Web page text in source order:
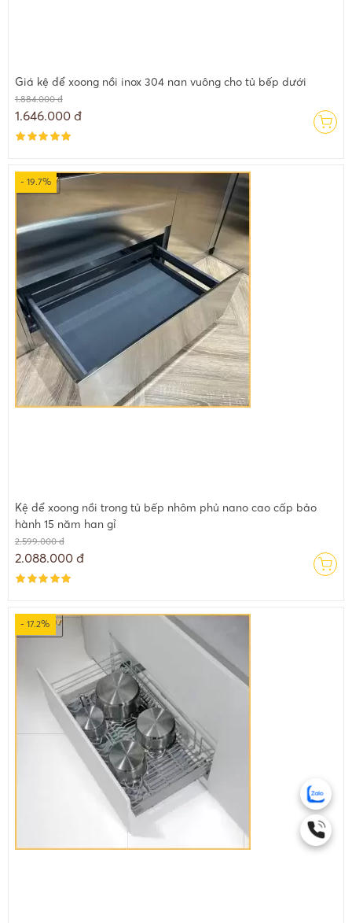
Giá kệ để xoong nồi inox 304 nan vuông cho tủ bếp dưới
1.884.000 đ
1.646.000 đ
- 19.7%
Kệ để xoong nồi trong tủ bếp nhôm phủ nano cao cấp bảo
hành 15 năm han gỉ
2.599.000 đ
2.088.000 đ
- 17.2%